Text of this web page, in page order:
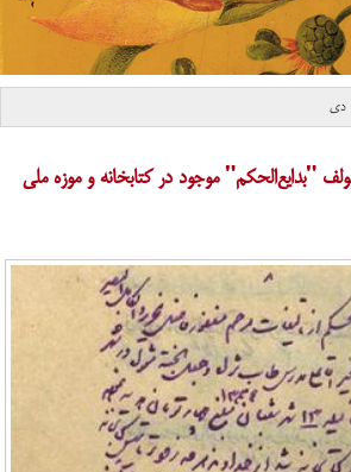
دی
"بدایع‌الحکم" موجود در کتابخانه و موزه ملی